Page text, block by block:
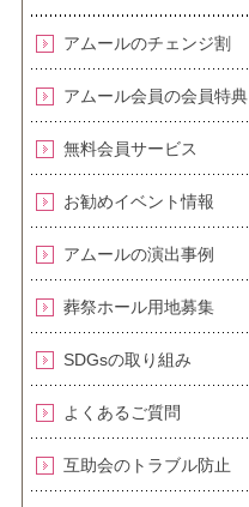
アムールのチェンジ割
アムール会員の会員特典
無料会員サービス
お勧めイベント情報
アムールの演出事例
葬祭ホール用地募集
SDGsの取り組み
よくあるご質問
互助会のトラブル防止